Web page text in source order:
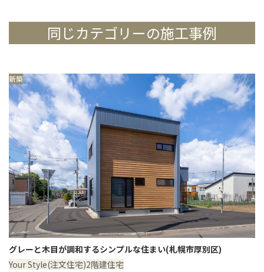
同じカテゴリーの施工事例
新築
グレーと木目が調和するシンプルな住まい(札幌市厚別区)
Your Style(注文住宅)2階建住宅